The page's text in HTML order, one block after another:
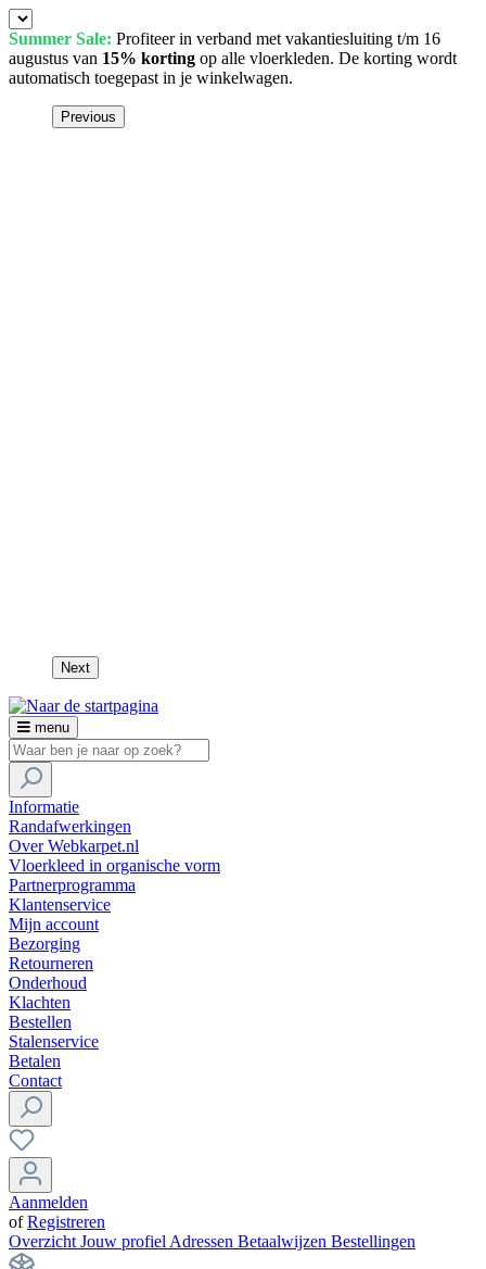
Summer Sale: Profiteer in verband met vakantiesluiting t/m 16
augustus van 15% korting op alle vloerkleden. De korting wordt
automatisch toegepast in je winkelwagen.
Previous
Next
menu
Informatie
Randafwerkingen
Over Webkarpet.nl
Vloerkleed in organische vorm
Partnerprogramma
Klantenservice
Mijn account
Bezorging
Retourneren
Onderhoud
Klachten
Bestellen
Stalenservice
Betalen
Contact
Aanmelden
ofRegistreren
Overzicht Jouw profiel Adressen Betaalwijzen Bestellingen